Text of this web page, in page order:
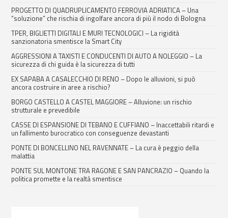
PROGETTO DI QUADRUPLICAMENTO FERROVIA ADRIATICA – Una
“soluzione” che rischia di ingolfare ancora di più il nodo di Bologna
TPER, BIGLIETTI DIGITALI E MURI TECNOLOGICI – La rigidità
sanzionatoria smentisce la Smart City
AGGRESSIONI A TAXISTI E CONDUCENTI DI AUTO A NOLEGGIO – La
sicurezza di chi guida è la sicurezza di tutti
EX SAPABA A CASALECCHIO DI RENO – Dopo le alluvioni, si può
ancora costruire in aree a rischio?
BORGO CASTELLO A CASTEL MAGGIORE – Alluvione: un rischio
strutturale e prevedibile
CASSE DI ESPANSIONE DI TEBANO E CUFFIANO – Inaccettabili ritardi e
un fallimento burocratico con conseguenze devastanti
PONTE DI BONCELLINO NEL RAVENNATE – La cura è peggio della
malattia
PONTE SUL MONTONE TRA RAGONE E SAN PANCRAZIO – Quando la
politica promette e la realtà smentisce